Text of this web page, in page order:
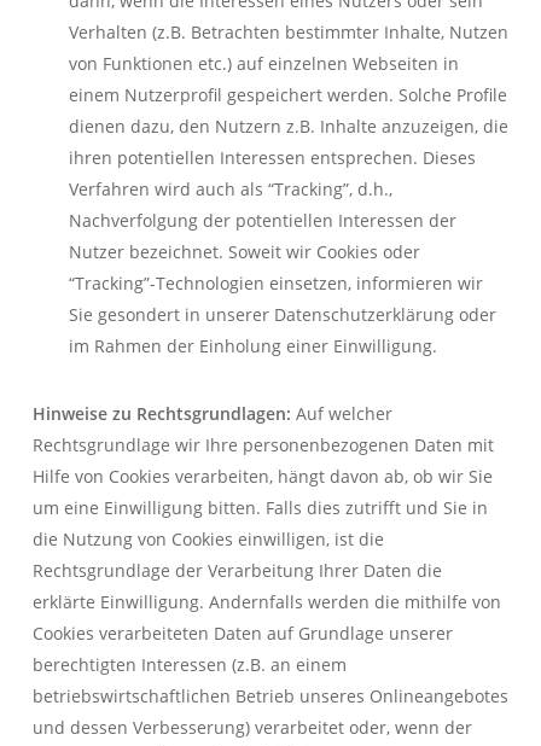
Verhalten (z.B. Betrachten bestimmter Inhalte, Nutzen
von Funktionen etc.) auf einzelnen Webseiten in
einem Nutzerprofil gespeichert werden. Solche Profile
dienen dazu, den Nutzern z.B. Inhalte anzuzeigen, die
ihren potentiellen Interessen entsprechen. Dieses
Verfahren wird auch als “Tracking”, d.h.,
Nachverfolgung der potentiellen Interessen der
Nutzer bezeichnet. Soweit wir Cookies oder
“Tracking”-Technologien einsetzen, informieren wir
Sie gesondert in unserer Datenschutzerklärung oder
im Rahmen der Einholung einer Einwilligung.
Hinweise zu Rechtsgrundlagen: Auf welcher
Rechtsgrundlage wir Ihre personenbezogenen Daten mit
Hilfe von Cookies verarbeiten, hängt davon ab, ob wir Sie
um eine Einwilligung bitten. Falls dies zutrifft und Sie in
die Nutzung von Cookies einwilligen, ist die
Rechtsgrundlage der Verarbeitung Ihrer Daten die
erklärte Einwilligung. Andernfalls werden die mithilfe von
Cookies verarbeiteten Daten auf Grundlage unserer
berechtigten Interessen (z.B. an einem
betriebswirtschaftlichen Betrieb unseres Onlineangebotes
und dessen Verbesserung) verarbeitet oder, wenn der